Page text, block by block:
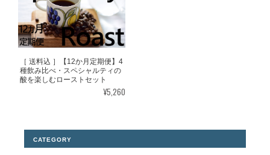
［ 送料込 ］【12か月定期便】4
種飲み比べ・スペシャルティの
酸を楽しむローストセット
¥5,260
CATEGORY